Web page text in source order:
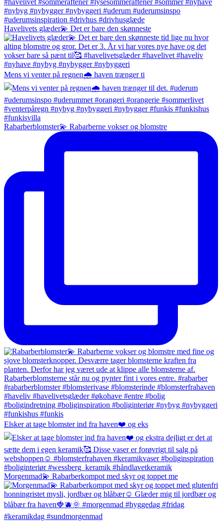
Havelivets glæder💫 Det er bare den skønneste
Mens vi venter på regnen🌧️ haven trænger ti
Rabarberblomster💫 Rabarberne vokser og blomstre
Elsker at tage blomster ind fra haven❤️ og eks
Morgenmad💫 Rabarberkompot med skyr og toppet me